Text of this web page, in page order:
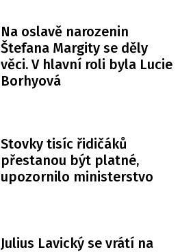
Na oslavě narozenin
Štefana Margity se děly
věci. V hlavní roli byla Lucie
Borhyová
Stovky tisíc řidičáků
přestanou být platné,
upozornilo ministerstvo
Julius Lavický se vrátí na